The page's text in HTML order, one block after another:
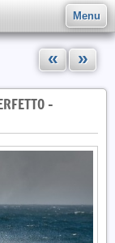
Menu
« »
-